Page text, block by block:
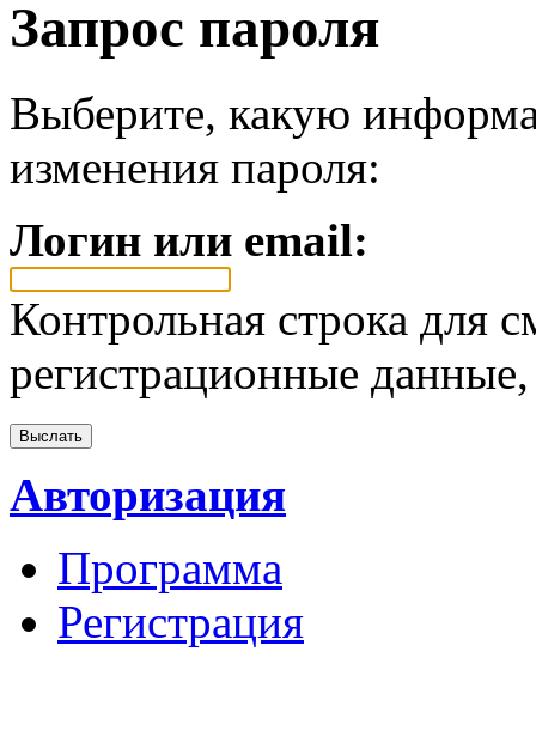
Запрос пароля
Выберите, какую
изменения пароля:
Логин или email:
Контрольная строка для
регистрационные
Авторизация
Программа
Регистрация